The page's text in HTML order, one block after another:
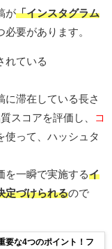
が「インスタグラム
要があります。
れている
に滞在している長さ
スコアを評価し、
コ
使って、ハッシュタ
を一瞬で実施するイ
定づけられるので
要な4つのポイント！フ